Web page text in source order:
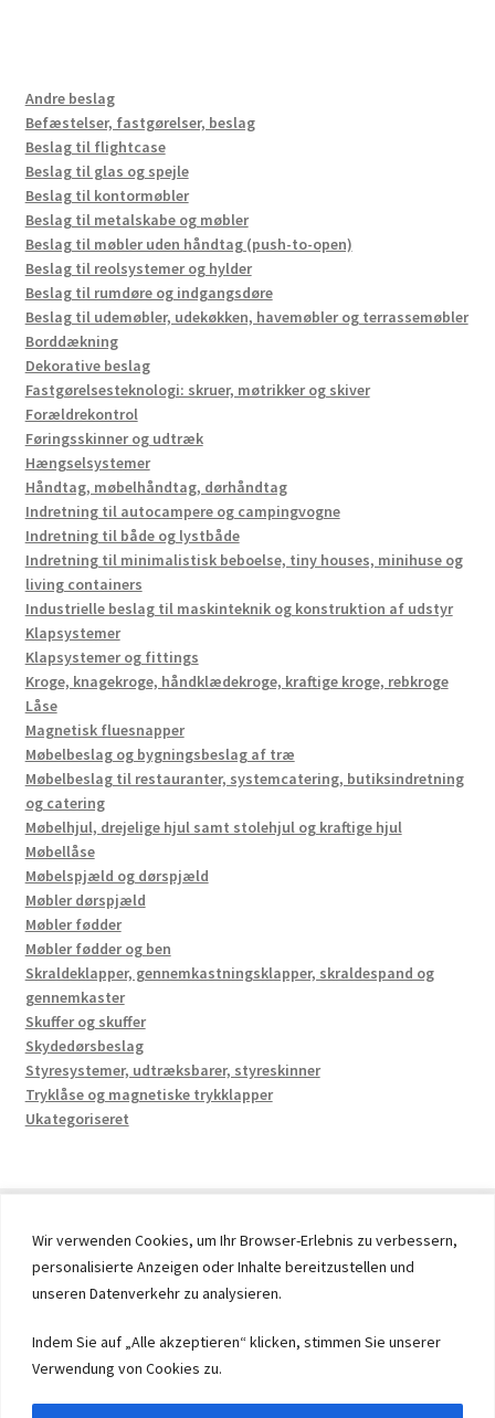
Wir verwenden Cookies, um Ihr Browser-Erlebnis zu verbessern,
personalisierte Anzeigen oder Inhalte bereitzustellen und
unseren Datenverkehr zu analysieren.
Indem Sie auf „Alle akzeptieren“ klicken, stimmen Sie unserer
Verwendung von Cookies zu.
Andre beslag
Befæstelser, fastgørelser, beslag
Beslag til flightcase
Beslag til glas og spejle
Beslag til kontormøbler
Beslag til metalskabe og møbler
Beslag til møbler uden håndtag (push-to-open)
Beslag til reolsystemer og hylder
Beslag til rumdøre og indgangsdøre
Beslag til udemøbler, udekøkken, havemøbler og terrassemøbler
Borddækning
Dekorative beslag
Fastgørelsesteknologi: skruer, møtrikker og skiver
Forældrekontrol
Føringsskinner og udtræk
Hængselsystemer
Håndtag, møbelhåndtag, dørhåndtag
Indretning til autocampere og campingvogne
Indretning til både og lystbåde
Indretning til minimalistisk beboelse, tiny houses, minihuse og
living containers
Industrielle beslag til maskinteknik og konstruktion af udstyr
Klapsystemer
Klapsystemer og fittings
Kroge, knagekroge, håndklædekroge, kraftige kroge, rebkroge
Låse
Magnetisk fluesnapper
Møbelbeslag og bygningsbeslag af træ
Møbelbeslag til restauranter, systemcatering, butiksindretning
og catering
Møbelhjul, drejelige hjul samt stolehjul og kraftige hjul
Møbellåse
Møbelspjæld og dørspjæld
Møbler dørspjæld
Møbler fødder
Møbler fødder og ben
Skraldeklapper, gennemkastningsklapper, skraldespand og
gennemkaster
Skuffer og skuffer
Skydedørsbeslag
Styresystemer, udtræksbarer, styreskinner
Tryklåse og magnetiske trykklapper
Ukategoriseret
© 2026 by UMAXO Germany, member of the ERUON Group.
High quality Fittings, mechanical Components and
Fasteners